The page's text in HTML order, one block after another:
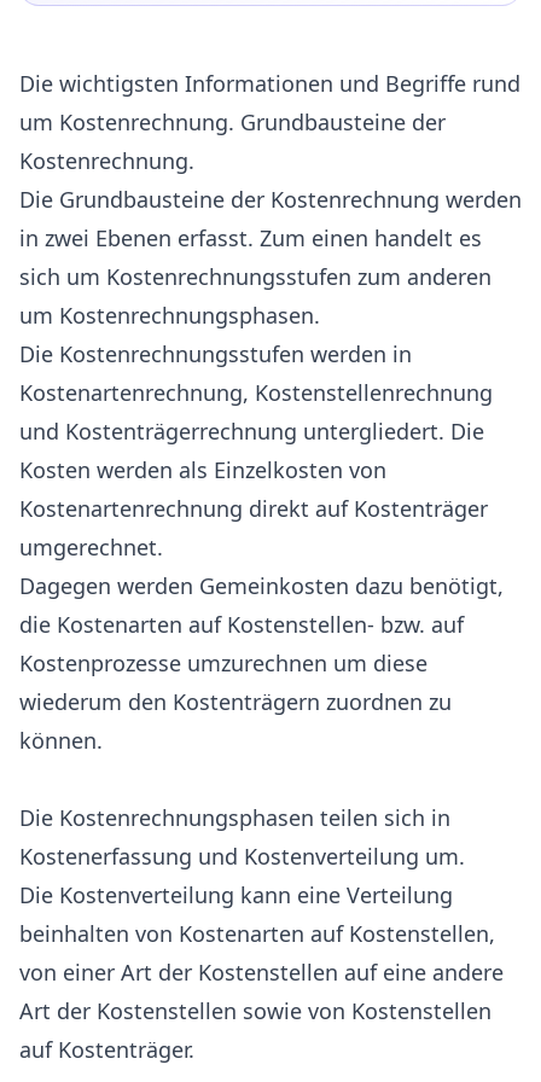
Die wichtigsten Informationen und Begriffe rund
um Kostenrechnung. Grundbausteine der
Kostenrechnung.
Die Grundbausteine der Kostenrechnung werden
in zwei Ebenen erfasst. Zum einen handelt es
sich um Kostenrechnungsstufen zum anderen
um Kostenrechnungsphasen.
Die Kostenrechnungsstufen werden in
Kostenartenrechnung, Kostenstellenrechnung
und Kostenträgerrechnung untergliedert. Die
Kosten werden als Einzelkosten von
Kostenartenrechnung direkt auf Kostenträger
umgerechnet.
Dagegen werden Gemeinkosten dazu benötigt,
die Kostenarten auf Kostenstellen- bzw. auf
Kostenprozesse umzurechnen um diese
wiederum den Kostenträgern zuordnen zu
können.
Die Kostenrechnungsphasen teilen sich in
Kostenerfassung und Kostenverteilung um.
Die Kostenverteilung kann eine Verteilung
beinhalten von Kostenarten auf Kostenstellen,
von einer Art der Kostenstellen auf eine andere
Art der Kostenstellen sowie von Kostenstellen
auf Kostenträger.